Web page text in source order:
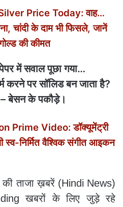
Price Today: वाह…
चांदी के दाम भी फिसले, जानें
की कीमत
पेपर में सवाल पूछा गया…
करने पर सॉलिड बन जाता है?
बेसन के पकौड़े।
Prime Video: डॉक्यूमेंट्री
स्व-निर्मित वैश्विक संगीत आइकन
ताजा ख़बरें (Hindi News)
खबरों के लिए जुड़े रहे